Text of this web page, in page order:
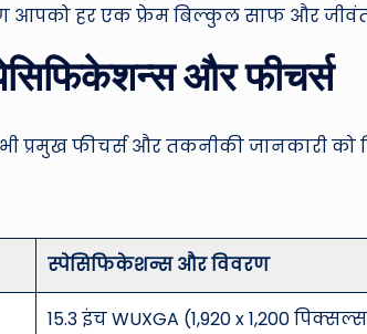
आपको हर एक फ्रेम बिल्कुल साफ और जीवंत
और फीचर्स
प्रमुख फीचर्स और तकनीकी जानकारी को
स्पेसिफिकेशन्स और विवरण
15.3 इंच WUXGA (1,920 x 1,200